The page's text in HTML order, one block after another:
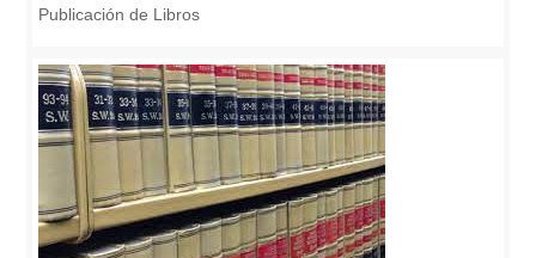
Publicación de Libros